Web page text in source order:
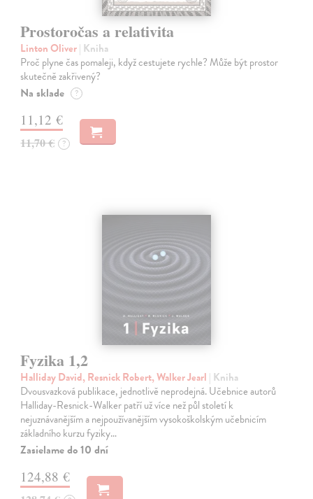
Prostoročas a relativita
Linton Oliver| Kniha
Proč plyne čas pomaleji, když cestujete rychle? Může být prostor
skutečně zakřivený?
Na sklade ?
11,12 €
11,70 € ?
Fyzika 1,2
Halliday David, Resnick Robert, Walker Jearl | Kniha
Dvousvazková publikace, jednotlivě neprodejná. Učebnice autorů
Halliday-Resnick-Walker patří už více než půl století k
nejuznávanějším a nejpoužívanějším vysokoškolským učebnicím
základního kurzu fyziky…
Zasielame do 10 dní
124,88 €